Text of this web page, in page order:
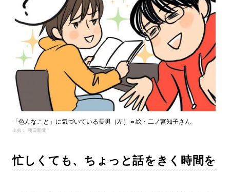
「色んなこと」に気づいている長男（左）＝絵・二ノ宮知子さん
出典： 朝日新聞
忙しくても、ちょっと話をきく時間を